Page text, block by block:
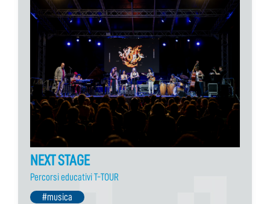
NEXT STAGE
Percorsi educativi T-TOUR
#musica